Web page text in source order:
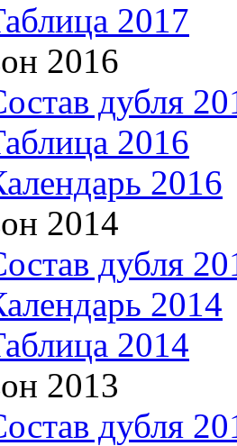
2017
2016
дубля
2016
2016
2014
дубля
2014
2014
2013
дубля